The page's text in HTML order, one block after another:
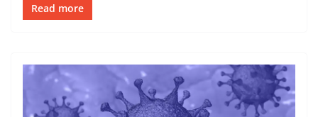
Read more